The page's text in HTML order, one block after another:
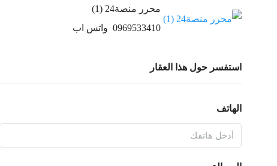
محرر منصة24 (1)
0969533410 واتس اب
استفسر حول هذا العقار
الهاتف